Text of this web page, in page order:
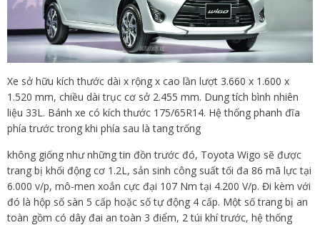
Xe sở hữu kích thước dài x rộng x cao lần lượt 3.660 x 1.600 x
1.520 mm, chiều dài trục cơ sở 2.455 mm. Dung tích bình nhiên
liệu 33L. Bánh xe có kích thước 175/65R14. Hệ thống phanh đĩa
phía trước trong khi phía sau là tang trống
không giống như những tin đồn trước đó, Toyota Wigo sẽ được
trang bị khối động cơ 1.2L, sản sinh công suất tối đa 86 mã lực tại
6.000 v/p, mô-men xoắn cực đại 107 Nm tại 4.200 V/p. Đi kèm với
đó là hộp số sàn 5 cấp hoặc số tự động 4 cấp. Một số trang bị an
toàn gồm có dây đai an toàn 3 điểm, 2 túi khí trước, hệ thống